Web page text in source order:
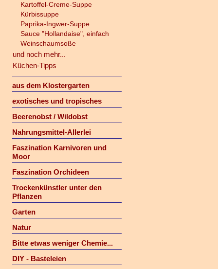
Kartoffel-Creme-Suppe
Kürbissuppe
Paprika-Ingwer-Suppe
Sauce "Hollandaise", einfach
Weinschaumsoße
und noch mehr...
Küchen-Tipps
aus dem Klostergarten
exotisches und tropisches
Beerenobst / Wildobst
Nahrungsmittel-Allerlei
Faszination Karnivoren und
Moor
Faszination Orchideen
Trockenkünstler unter den
Pflanzen
Garten
Natur
Bitte etwas weniger Chemie...
DIY - Basteleien